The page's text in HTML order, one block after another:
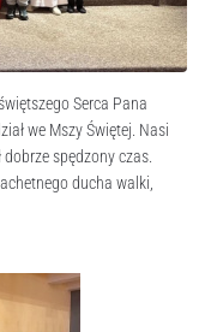
Serca Pana
we Mszy Świętej. Nasi
spędzony czas.
ducha walki,